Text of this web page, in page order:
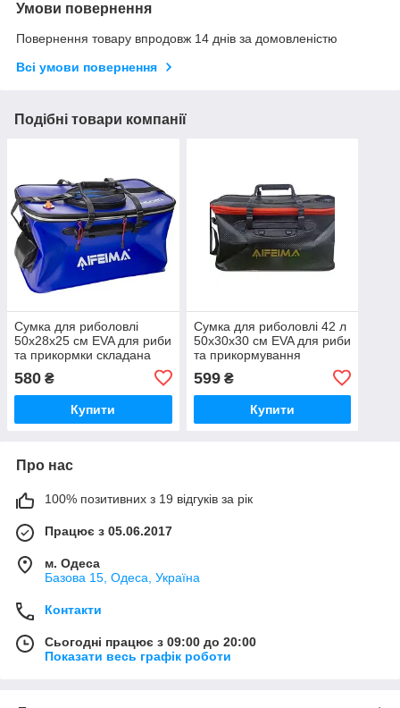
Умови повернення
Повернення товару впродовж 14 днів за домовленістю
Всі умови повернення
Подібні товари компанії
Сумка для риболовлі
50x28x25 см EVA для риби
та прикормки складана
клапаном
580 ₴
Купити
Сумка для риболовлі 42 л
50x30x30 см EVA для риби
та прикормування
складана водонепроникна
599₴
Купити
Про нас
100% позитивних з 19 відгуків за рік
Працює з 05.06.2017
м. Одеса
Базова 15, Одеса, Україна
Контакти
Сьогодні працює з 09:00 до 20:00
Показати весь графік роботи